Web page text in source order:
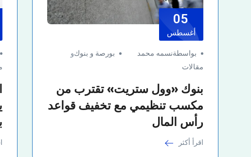
05
أغسطس
بواسطةنسمه محمد بورصة و بنوكو
مقالات
بنوك «وول ستريت» تقترب من
مكسب تنظيمي مع تخفيف قواعد
رأس المال
اقرأ أكثر